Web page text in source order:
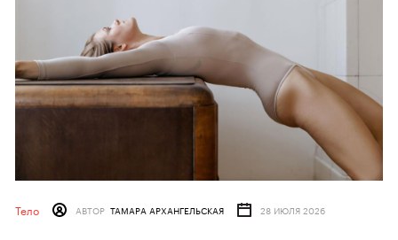
Тело АВТОР ТАМАРА АРХАНГЕЛЬСКАЯ 28 ИЮЛЯ 2026